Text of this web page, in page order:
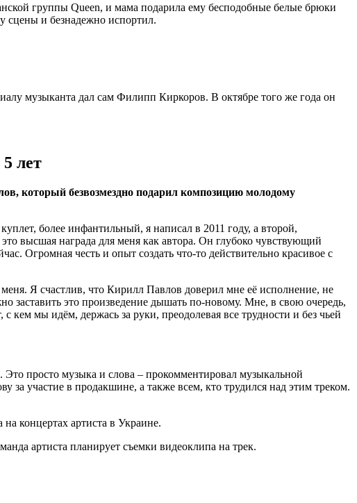
группы Queen, и мама подарила ему бесподобные белые брюки
сцены и безнадежно испортил.
музыканта дал сам Филипп Киркоров. В октябре того же года он
лет
который безвозмездно подарил композицию молодому
более инфантильный, я написал в 2011 году, а второй,
высшая награда для меня как автора. Он глубоко чувствующий
Огромная честь и опыт создать что-то действительно красивое с
Я счастлив, что Кирилл Павлов доверил мне её исполнение, не
заставить это произведение дышать по-новому. Мне, в свою очередь,
кем мы идём, держась за руки, преодолевая все трудности и без чьей
просто музыка и слова – прокомментировал музыкальной
участие в продакшине, а также всем, кто трудился над этим треком.
концертах артиста в Украине.
артиста планирует съемки видеоклипа на трек.